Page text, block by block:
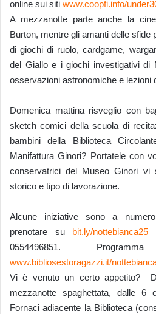
online sui siti www.coopfi.info/
A mezzanotte parte anche la
Burton, mentre gli amanti delle sfide
di giochi di ruolo, cardgame,
del Giallo e i giochi investigativi di
osservazioni astronomiche e lezioni
Domenica mattina risveglio con
sketch comici della scuola di
bambini della Biblioteca
Manifattura Ginori? Portatele con
conservatrici del Museo Ginori vi
storico e tipo di lavorazione.
Alcune iniziative sono a
prenotare su bit.ly/nottebianca25
0554496851.
www.bibliosestoragazzi.it/
Vi è venuto un certo appetito?
mezzanotte spaghettata, dalle 6
Fornaci adiacente la Biblioteca